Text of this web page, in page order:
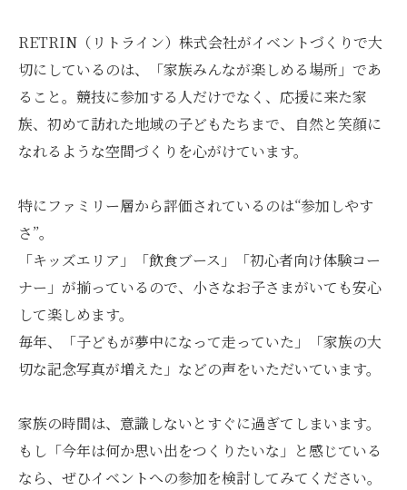
RETRIN（リトライン）株式会社がイベントづくりで大
切にしているのは、「家族みんなが楽しめる場所」であ
ること。競技に参加する人だけでなく、応援に来た家
族、初めて訪れた地域の子どもたちまで、自然と笑顔に
なれるような空間づくりを心がけています。
特にファミリー層から評価されているのは“参加しやす
さ”。
「キッズエリア」「飲食ブース」「初心者向け体験コー
ナー」が揃っているので、小さなお子さまがいても安心
して楽しめます。
毎年、「子どもが夢中になって走っていた」「家族の大
切な記念写真が増えた」などの声をいただいています。
家族の時間は、意識しないとすぐに過ぎてしまいます。
もし「今年は何か思い出をつくりたいな」と感じている
なら、ぜひイベントへの参加を検討してみてください。